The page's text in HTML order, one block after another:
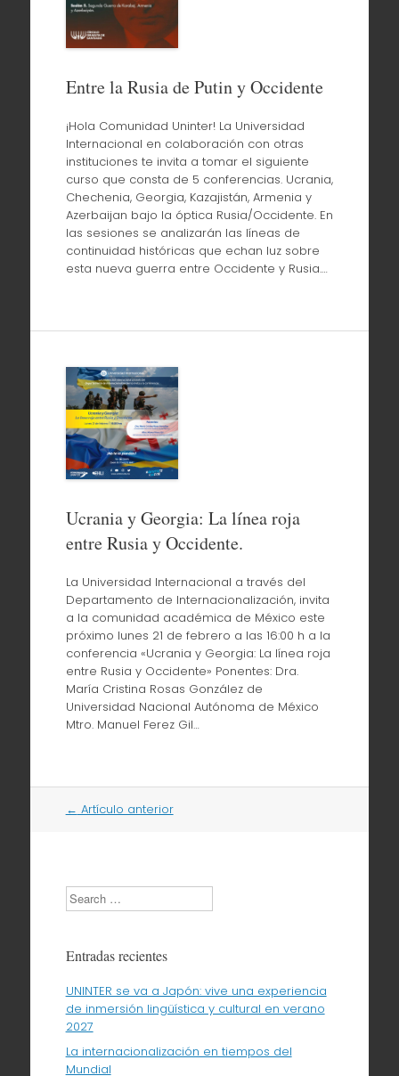
Entre la Rusia de Putin y Occidente
¡Hola Comunidad Uninter! La Universidad
Internacional en colaboración con otras
instituciones te invita a tomar el siguiente
curso que consta de 5 conferencias. Ucrania,
Chechenia, Georgia, Kazajistán, Armenia y
Azerbaijan bajo la óptica Rusia/Occidente. En
las sesiones se analizarán las líneas de
continuidad históricas que echan luz sobre
esta nueva guerra entre Occidente y Rusia.…
Ucrania y Georgia: La línea roja
entre Rusia y Occidente.
La Universidad Internacional a través del
Departamento de Internacionalización, invita
a la comunidad académica de México este
próximo lunes 21 de febrero a las 16:00 h a la
conferencia «Ucrania y Georgia: La línea roja
entre Rusia y Occidente» Ponentes: Dra.
María Cristina Rosas González de
Universidad Nacional Autónoma de México
Mtro. Manuel Ferez Gil…
Navegación
← Artículo anterior
Search
Entradas recientes
UNINTER se va a Japón: vive una experiencia
de inmersión lingüística y cultural en verano
2027
La internacionalización en tiempos del
Mundial